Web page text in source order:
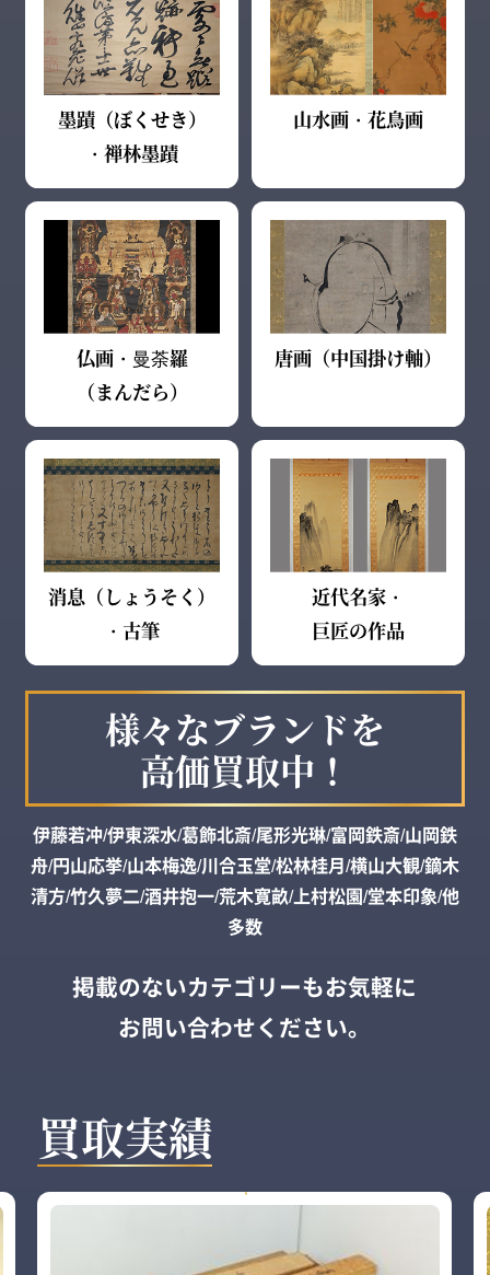
墨蹟（ぼくせき）
・禅林墨蹟
山水画・花鳥画
仏画・曼荼羅
（まんだら）
唐画（中国掛け軸）
消息（しょうそく）
・古筆
近代名家・
巨匠の作品
様々なブランドを
高価買取中！
伊藤若冲/伊東深水/葛飾北斎/尾形光琳/富岡鉄斎/山岡鉄
舟/円山応挙/山本梅逸/川合玉堂/松林桂月/横山大観/鏑木
清方/竹久夢二/酒井抱一/荒木寛畝/上村松園/堂本印象/他
多数
掲載のないカテゴリーもお気軽に
お問い合わせください。
買取実績